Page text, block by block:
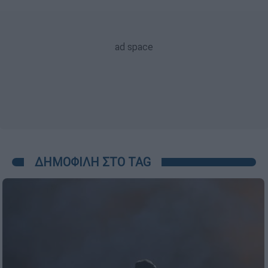
ΔΗΜΟΦΙΛΗ ΣΤΟ TAG